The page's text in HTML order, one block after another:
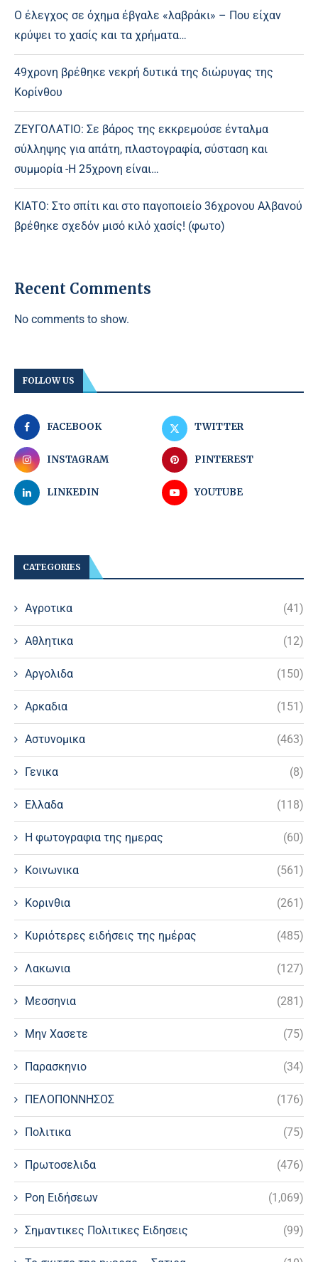
Ο έλεγχος σε όχημα έβγαλε «λαβράκι» – Που είχαν
κρύψει το χασίς και τα χρήματα…
49χρονη βρέθηκε νεκρή δυτικά της διώρυγας της
Κορίνθου
ΖΕΥΓΟΛΑΤΙΟ: Σε βάρος της εκκρεμούσε ένταλμα
σύλληψης για απάτη, πλαστογραφία, σύσταση και
συμμορία -Η 25χρονη είναι…
ΚΙΑΤΟ: Στο σπίτι και στο παγοποιείο 36χρονου Αλβανού
βρέθηκε σχεδόν μισό κιλό χασίς! (φωτο)
Recent Comments
No comments to show.
FOLLOW US
FACEBOOK TWITTER
INSTAGRAM PINTEREST
LINKEDIN YOUTUBE
CATEGORIES
Αγροτικα (41)
Αθλητικα (12)
Αργολιδα (150)
Αρκαδια (151)
Αστυνομικα (463)
Γενικα (8)
Ελλαδα (118)
Η φωτογραφια της ημερας (60)
Κοινωνικα (561)
Κορινθια (261)
Κυριότερες ειδήσεις της ημέρας (485)
Λακωνια (127)
Μεσσηνια (281)
Μην Χασετε (75)
Παρασκηνιο (34)
ΠΕΛΟΠΟΝΝΗΣΟΣ (176)
Πολιτικα (75)
Πρωτοσελιδα (476)
Ροη Ειδήσεων (1,069)
Σημαντικες Πολιτικες Ειδησεις (99)